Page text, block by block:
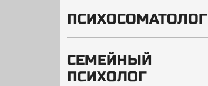
ПСИХОСОМАТОЛОГ
СЕМЕЙНЫЙ
ПСИХОЛОГ